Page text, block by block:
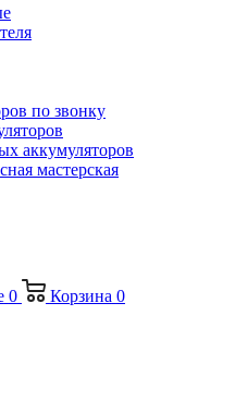
по звонку
аккумуляторов
мастерская
0 Корзина 0